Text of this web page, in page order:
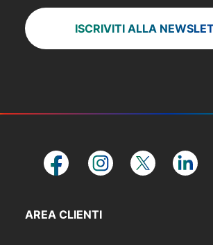
ISCRIVITI ALLA
AREA CLIENTI